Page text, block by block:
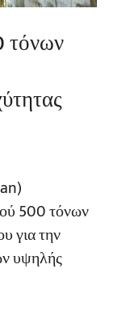
τόνων
500 τόνων
για την
υψηλής